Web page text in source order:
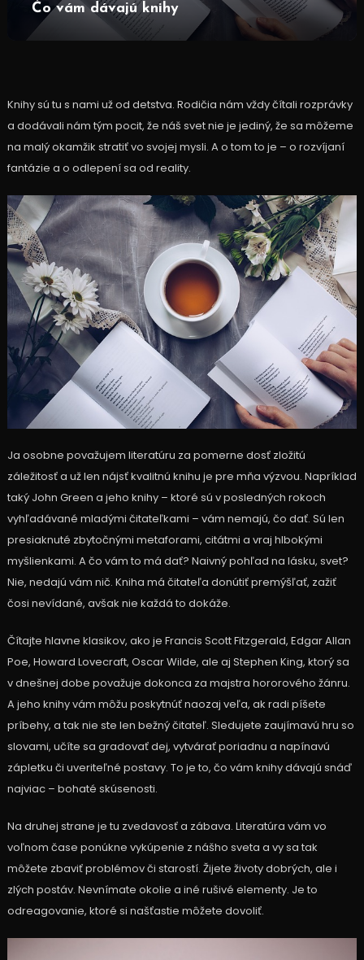
Čo vám dávajú knihy
Knihy sú tu s nami už od detstva. Rodičia nám vždy čítali rozprávky
a dodávali nám tým pocit, že náš svet nie je jediný, že sa môžeme
na malý okamžik stratiť vo svojej mysli. A o tom to je – o rozvíjaní
fantázie a o odlepení sa od reality.
Ja osobne považujem literatúru za pomerne dosť zložitú
záležitosť a už len nájsť kvalitnú knihu je pre mňa výzvou. Napríklad
taký John Green a jeho knihy – ktoré sú v posledných rokoch
vyhľadávané mladými čitateľkami – vám nemajú, čo dať. Sú len
presiaknuté zbytočnými metaforami, citátmi a vraj hlbokými
myšlienkami. A čo vám to má dať? Naivný pohľad na lásku, svet?
Nie, nedajú vám nič. Kniha má čitateľa donútiť premýšľať, zažiť
čosi nevídané, avšak nie každá to dokáže.
Čítajte hlavne klasikov, ako je Francis Scott Fitzgerald, Edgar Allan
Poe, Howard Lovecraft, Oscar Wilde, ale aj Stephen King, ktorý sa
v dnešnej dobe považuje dokonca za majstra hororového žánru.
A jeho knihy vám môžu poskytnúť naozaj veľa, ak radi píšete
príbehy, a tak nie ste len bežný čitateľ. Sledujete zaujímavú hru so
slovami, učíte sa gradovať dej, vytvárať poriadnu a napínavú
zápletku či uveriteľné postavy. To je to, čo vám knihy dávajú snáď
najviac – bohaté skúsenosti.
Na druhej strane je tu zvedavosť a zábava. Literatúra vám vo
voľnom čase ponúkne vykúpenie z nášho sveta a vy sa tak
môžete zbaviť problémov či starostí. Žijete životy dobrých, ale i
zlých postáv. Nevnímate okolie a iné rušivé elementy. Je to
odreagovanie, ktoré si našťastie môžete dovoliť.